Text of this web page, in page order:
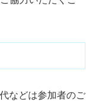
などは参加者のご